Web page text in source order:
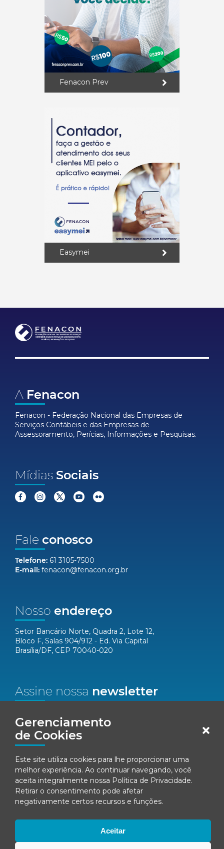
Gerenciamento
de Cookies
Este site utiliza cookies para lhe proporcionar uma
melhor experiência. Ao continuar navegando, você
aceita integralmente nossa Política de Privacidade.
Retirar o consentimento pode afetar
negativamente certos recursos e funções.
Aceitar
Fenacon Prev
Easymei
A Fenacon
Fenacon - Federação Nacional das Empresas de
Serviços Contábeis e das Empresas de
Assessoramento, Perícias, Informações e Pesquisas.
Mídias Sociais
Fale conosco
Telefone: 61 3105-7500
E-mail: fenacon@fenacon.org.br
Nosso endereço
Setor Bancário Norte, Quadra 2, Lote 12,
Bloco F, Salas 904/912 - Ed. Via Capital
Brasília/DF, CEP 70040-020
Assine nossa newsletter
Email*
Concordo em receber comunicações da Fenacon.
Cadastrar